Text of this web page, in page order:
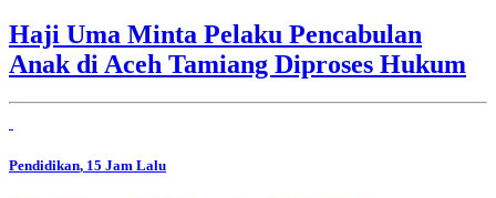
Haji Uma Minta Pelaku Pencabulan
Anak di Aceh Tamiang Diproses Hukum
Pendidikan, 15 Jam Lalu